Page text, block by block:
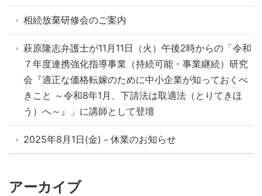
相続放棄研修会のご案内
萩原隆志弁護士が11月11日（火）午後2時からの「令和
７年度連携強化指導事業（持続可能・事業継続）研究
会『適正な価格転嫁のために中小企業が知っておくべ
きこと ～令和8年1月、下請法は取適法（とりてきほ
う）へ～』」に講師として登壇
2025年8月1日(金)－休業のお知らせ
アーカイブ